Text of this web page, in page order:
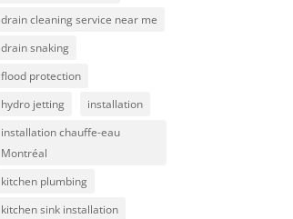
drain cleaning service near me
drain snaking
flood protection
hydro jetting
installation
installation chauffe-eau
Montréal
kitchen plumbing
kitchen sink installation